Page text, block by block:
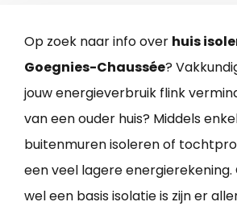
Op zoek naar info over huis
Goegnies-Chaussée?
jouw energieverbruik flink
van een ouder huis? Middels
buitenmuren isoleren of
een veel lagere energierekening.
wel een basis isolatie is zijn er